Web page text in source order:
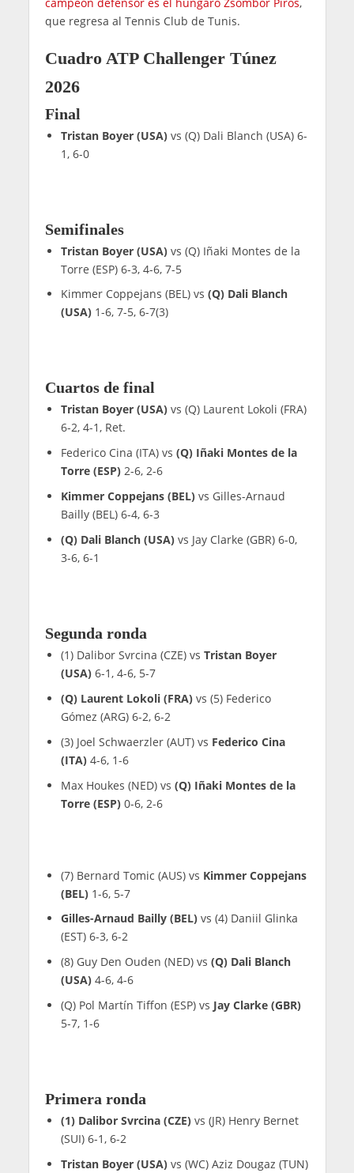
que regresa al Tennis Club de Tunis.
Cuadro ATP Challenger Túnez
2026
Final
Tristan Boyer (USA)vs (Q) Dali Blanch (USA) 6-
1, 6-0
Semifinales
Tristan Boyer (USA)vs (Q) Iñaki Montes de la
Torre (ESP) 6-3, 4-6, 7-5
Kimmer Coppejans (BEL) vs (Q) Dali Blanch
(USA)1-6, 7-5, 6-7(3)
Cuartos de final
Tristan Boyer (USA)vs (Q) Laurent Lokoli (FRA)
6-2, 4-1, Ret.
Federico Cina (ITA) vs (Q) Iñaki Montes de la
Torre (ESP)2-6, 2-6
Kimmer Coppejans (BEL)vs Gilles-Arnaud
Bailly (BEL) 6-4, 6-3
(Q) Dali Blanch (USA)vs Jay Clarke (GBR) 6-0,
3-6, 6-1
Segunda ronda
(1) Dalibor Svrcina (CZE) vs Tristan Boyer
(USA)6-1, 4-6, 5-7
(Q) Laurent Lokoli (FRA)vs (5) Federico
Gómez (ARG) 6-2, 6-2
(3) Joel Schwaerzler (AUT) vs Federico Cina
(ITA)4-6, 1-6
Max Houkes (NED) vs (Q) Iñaki Montes de la
Torre (ESP)0-6, 2-6
(7) Bernard Tomic (AUS) vs Kimmer Coppejans
(BEL)1-6, 5-7
Gilles-Arnaud Bailly (BEL)vs (4) Daniil Glinka
(EST) 6-3, 6-2
(8) Guy Den Ouden (NED) vs (Q) Dali Blanch
(USA)4-6, 4-6
(Q) Pol Martín Tiffon (ESP) vs Jay Clarke (GBR)
5-7, 1-6
Primera ronda
(1) Dalibor Svrcina (CZE)vs (JR) Henry Bernet
(SUI) 6-1, 6-2
Tristan Boyer (USA)vs (WC) Aziz Dougaz (TUN)